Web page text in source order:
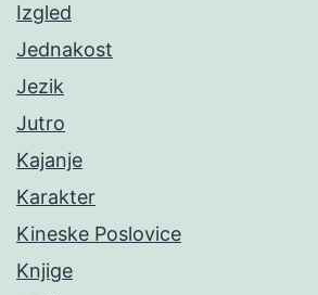
Izgled
Jednakost
Jezik
Jutro
Kajanje
Karakter
Kineske Poslovice
Knjige